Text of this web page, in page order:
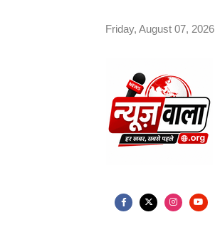
Friday, August 07, 2026